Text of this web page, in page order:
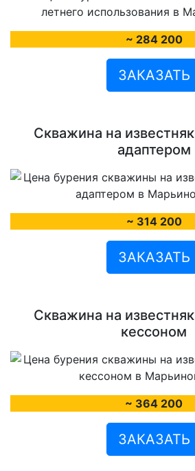
~ 284 200
ЗАКАЗАТЬ
Скважина на известняк
адаптером
~ 314 200
ЗАКАЗАТЬ
Скважина на известняк
кессоном
~ 364 200
ЗАКАЗАТЬ